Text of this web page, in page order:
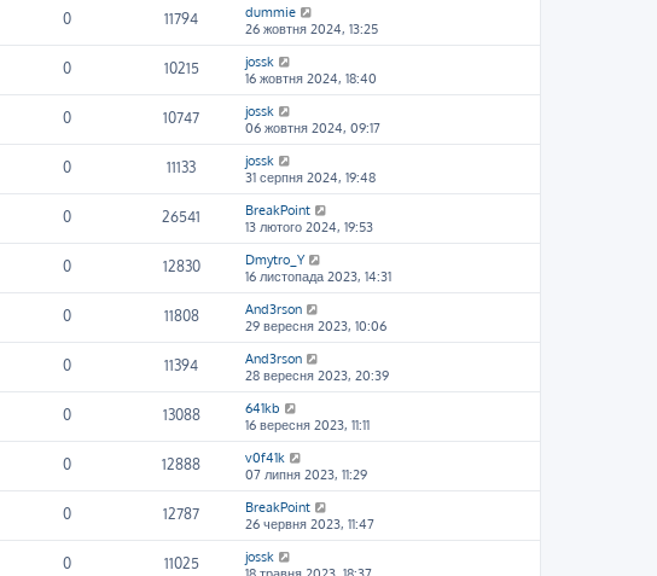
0 11794
dummie
26 жовтня 2024, 13:25
0 10215
jossk
16 жовтня 2024, 18:40
0 10747
jossk
06 жовтня 2024, 09:17
0 11133
jossk
31 серпня 2024, 19:48
0 26541
BreakPoint
13 лютого 2024, 19:53
0 12830
Dmytro_Y
16 листопада 2023, 14:31
0 11808
And3rson
29 вересня 2023, 10:06
0 11394
And3rson
28 вересня 2023, 20:39
0 13088
641kb
16 вересня 2023, 11:11
0 12888
v0f41k
07 липня 2023, 11:29
0 12787
BreakPoint
26 червня 2023, 11:47
0 11025
jossk